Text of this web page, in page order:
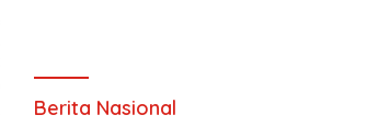
Berita Nasional